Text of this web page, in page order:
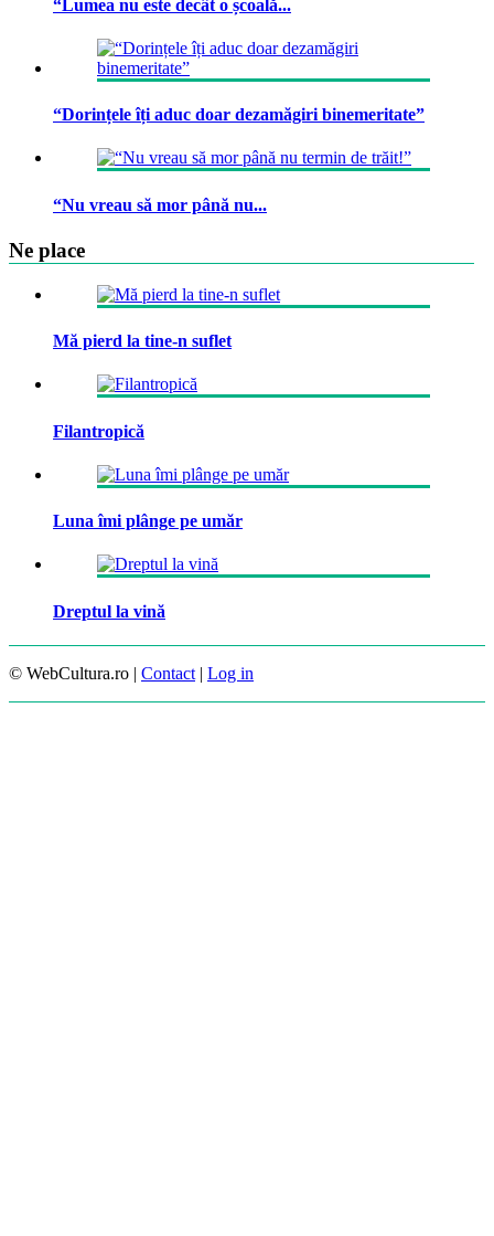
“Lumea nu este decât o școală...
“Dorințele îți aduc doar dezamăgiri binemeritate”
“Nu vreau să mor până nu...
Ne place
Mă pierd la tine-n suflet
Filantropică
Luna îmi plânge pe umăr
Dreptul la vină
© WebCultura.ro | Contact | Log in